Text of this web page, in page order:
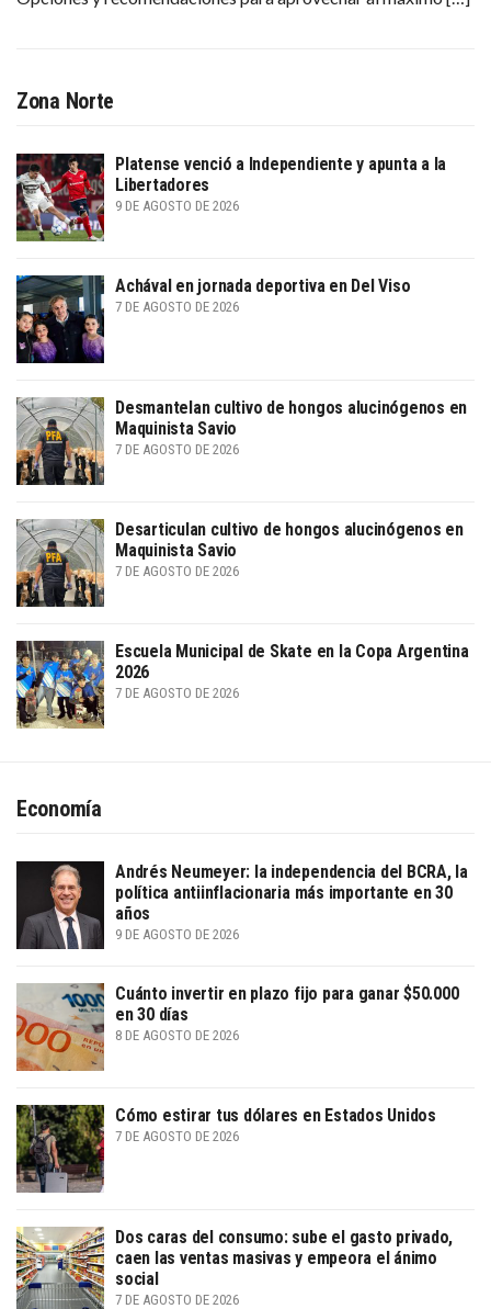
Zona Norte
Platense venció a Independiente y apunta a la
Libertadores
9 DE AGOSTO DE 2026
Achával en jornada deportiva en Del Viso
7 DE AGOSTO DE 2026
Desmantelan cultivo de hongos alucinógenos en
Maquinista Savio
7 DE AGOSTO DE 2026
Desarticulan cultivo de hongos alucinógenos en
Maquinista Savio
7 DE AGOSTO DE 2026
Escuela Municipal de Skate en la Copa Argentina
2026
7 DE AGOSTO DE 2026
Economía
Andrés Neumeyer: la independencia del BCRA, la
política antiinflacionaria más importante en 30
años
9 DE AGOSTO DE 2026
Cuánto invertir en plazo fijo para ganar $50.000
en 30 días
8 DE AGOSTO DE 2026
Cómo estirar tus dólares en Estados Unidos
7 DE AGOSTO DE 2026
Dos caras del consumo: sube el gasto privado,
caen las ventas masivas y empeora el ánimo
social
7 DE AGOSTO DE 2026